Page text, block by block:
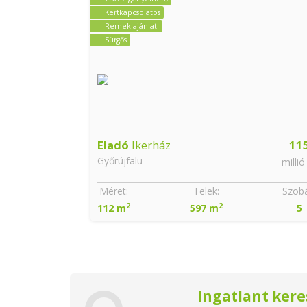
Kertkapcsolatos
Remek ajánlat!
Sürgős
millió
Eladó Ikerház
Győrújfalu
5
Méret:
112 m2
Telek:
597 m2
Ingatlant